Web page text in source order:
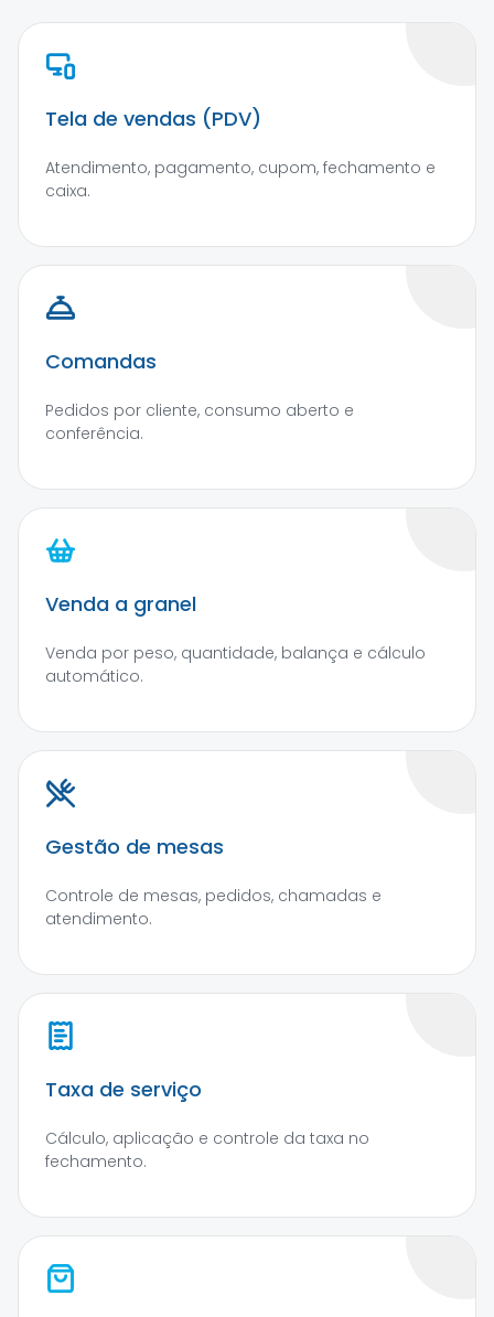
Tela de vendas (PDV)
Atendimento, pagamento, cupom, fechamento e
caixa.
Comandas
Pedidos por cliente, consumo aberto e
conferência.
Venda a granel
Venda por peso, quantidade, balança e cálculo
automático.
Gestão de mesas
Controle de mesas, pedidos, chamadas e
atendimento.
Taxa de serviço
Cálculo, aplicação e controle da taxa no
fechamento.